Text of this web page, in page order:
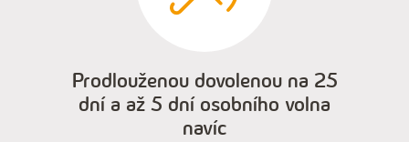
Prodlouženou dovolenou na 25
dní a až 5 dní osobního volna
navíc